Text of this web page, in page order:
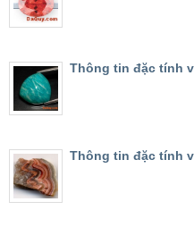
Thông tin đặc tính
Thông tin đặc tính